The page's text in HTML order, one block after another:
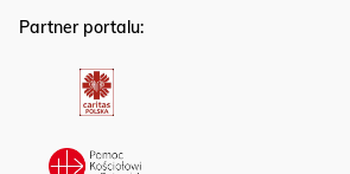
Partner portalu: